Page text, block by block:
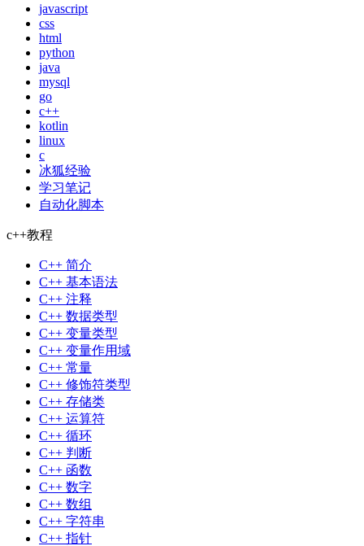
javascript
css
html
python
java
mysql
go
c++
kotlin
linux
c
冰狐经验
学习笔记
自动化脚本
c++教程
C++ 简介
C++ 基本语法
C++ 注释
C++ 数据类型
C++ 变量类型
C++ 变量作用域
C++ 常量
C++ 修饰符类型
C++ 存储类
C++ 运算符
C++ 循环
C++ 判断
C++ 函数
C++ 数字
C++ 数组
C++ 字符串
C++ 指针